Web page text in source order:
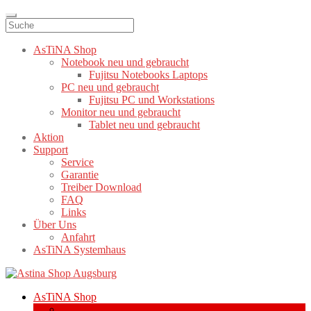
AsTiNA Shop
Notebook neu und gebraucht
Fujitsu Notebooks Laptops
PC neu und gebraucht
Fujitsu PC und Workstations
Monitor neu und gebraucht
Tablet neu und gebraucht
Aktion
Support
Service
Garantie
Treiber Download
FAQ
Links
Über Uns
Anfahrt
AsTiNA Systemhaus
Zur
springen
Zum
springenAsTiNA Shop